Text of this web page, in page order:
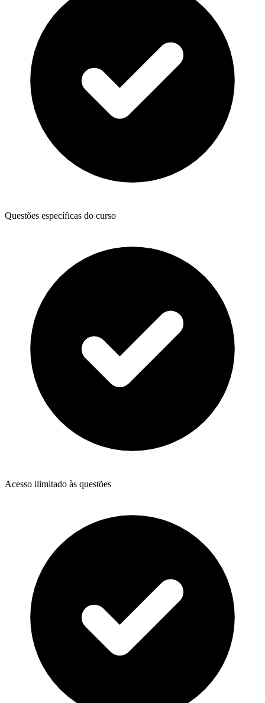
Questões específicas do curso
Acesso ilimitado às questões